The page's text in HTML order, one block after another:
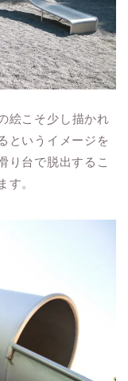
絵こそ少し描かれ
というイメージを
り台で脱出するこ
す。